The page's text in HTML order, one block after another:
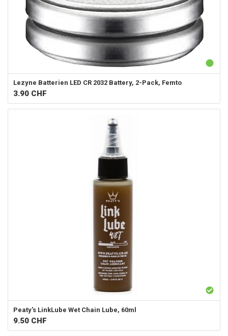
Lezyne Batterien LED CR 2032 Battery, 2-Pack, Femto
3.90 CHF
Peaty's LinkLube Wet Chain Lube, 60ml
9.50 CHF